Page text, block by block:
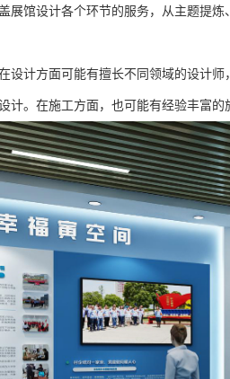
展馆设计各个环节的服务，从主题提
设计方面可能有擅长不同领域的设计
计。在施工方面，也可能有经验丰富